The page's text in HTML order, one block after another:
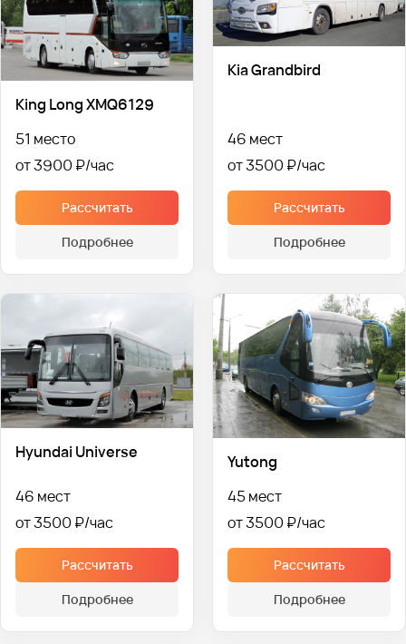
King Long XMQ6129
51 место
от 3900 ₽
Рассчитать
Подробнее
Kia Grandbird
46 мест
от 3500 ₽
Рассчитать
Подробнее
Hyundai Universe
46 мест
от 3500 ₽
Рассчитать
Подробнее
Yutong
45 мест
от 3500 ₽
Рассчитать
Подробнее